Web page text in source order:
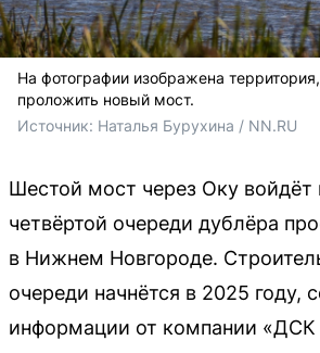
На фотографии изображена
проложить новый мост.
Источник: Наталья Бурухина / NN.RU
Шестой мост через Оку войдёт
четвёртой очереди дублёра
в Нижнем Новгороде.
очереди начнётся в 2025 году,
информации от компании «ДСК